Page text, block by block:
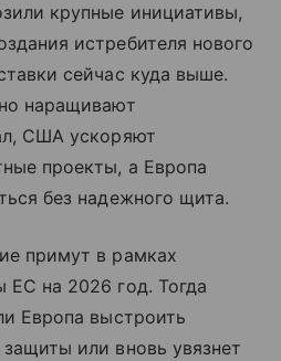
крупные инициативы,
истребителя нового
сейчас куда выше.
наращивают
США ускоряют
проекты, а Европа
без надежного щита.
примут в рамках
на 2026 год. Тогда
Европа выстроить
или вновь увязнет